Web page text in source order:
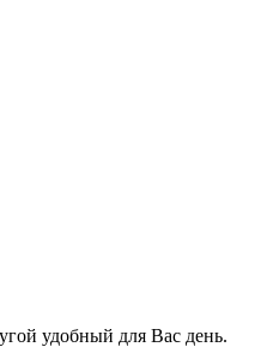
удобный для Вас день.